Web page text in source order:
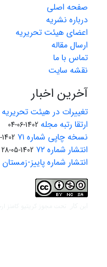
صفحه اصلی
درباره نشریه
اعضای هیئت تحریریه
ارسال مقاله
تماس با ما
نقشه سایت
آخرین اخبار
تغییرات در هیئت تحریریه
ارتقا رتبه مجله 1402-06-04
نسخه چاپی شماره ۷۱ 1402-05-28
انتشار شماره ۷۲ 1402-05-28
انتشار شماره پاییز-زمستان ۱۴۰۱